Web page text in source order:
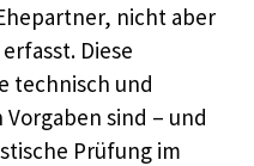
nicht aber
Diese
technisch und
sind – und
Prüfung im